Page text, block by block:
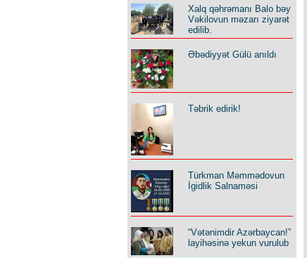
Xalq qəhrəmanı Balo bəy
Vəkilovun məzarı ziyarət
edilib.
Əbədiyyət Gülü anıldı
Təbrik edirik!
Türkman Məmmədovun
İgidlik Salnaməsi
“Vətənimdir Azərbaycan!”
layihəsinə yekun vurulub